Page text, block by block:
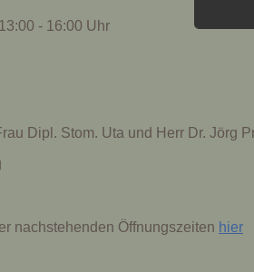
- 16:00 Uhr
Dipl. Stom. Uta und Herr Dr. Jörg
nachstehenden Öffnungszeiten hier